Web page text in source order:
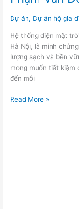
Dự án, Dự án hộ gia
Hệ thống điện mặt
Hà Nội, là minh
lượng sạch và bền
mong muốn tiết kiệm
đến môi
tp
Nội
Read More »